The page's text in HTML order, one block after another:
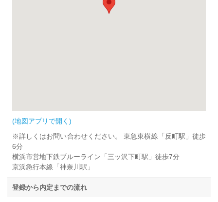
(地図アプリで開く)
※詳しくはお問い合わせください。 東急東横線「反町駅」徒歩
6分
横浜市営地下鉄ブルーライン「三ッ沢下町駅」徒歩7分
京浜急行本線「神奈川駅」
登録から内定までの流れ